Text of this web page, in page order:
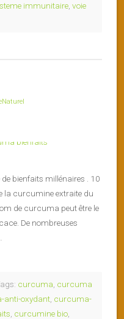
immunitaire voie
bienfaits millénaires . 10
la curcumine extraite du
de curcuma peut être le
De nombreuses
curcuma curcuma
anti-oxydant curcuma-
curcumine bio